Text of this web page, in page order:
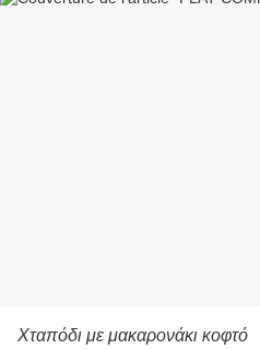
Χταπόδι με μακαρονάκι κοφτό